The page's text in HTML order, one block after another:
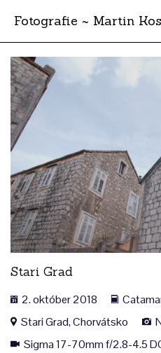
Fotografie ~ Martin
Moje obľúbené
Albumy
Miesta
Archív
Vyhľadávanie
Stari Grad
2. október 2018
Stari Grad, Chorvátsko
Sigma 17-70mm f/2.8-4.5